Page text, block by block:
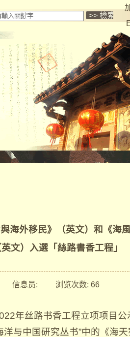
海外移民》（英文）和《
文）入選「絲路書香工程」
信息员: 浏览次数: 66
年丝路书香工程立项项目公
洋与中国研究丛书”中的《海